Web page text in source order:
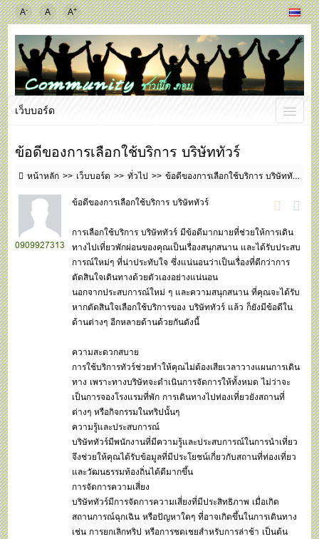
A- A A+
เว็บบอร์ด
ข้อดีของการเลือกใช้บริการ บริษัททัวร์
หน้าหลัก เว็บบอร์ด ทั่วไป ข้อดีของการเลือกใช้บริการ บริษัททัวร์
0909927313
ข้อดีของการเลือกใช้บริการ บริษัททัวร์
การเลือกใช้บริการ บริษัททัวร์ มีข้อดีมากมายที่ช่วยให้การเดิน
ทางไปเที่ยวพักผ่อนของคุณเป็นเรื่องสนุกสนาน และได้รับประสบ
การณ์ใหม่ๆ ที่น่าประทับใจ ซึ่งแน่นอนว่าเป็นเรื่องที่ดีกว่าการ
ตัดสินใจเดินทางด้วยตัวเองอย่างแน่นอน
นอกจากประสบการณ์ใหม่ ๆ และความสนุกสนาน ที่คุณจะได้รับ
หากตัดสินใจเลือกใช้บริการของบริษัททัวร์ แล้ว ก็ยังมีข้อดีใน
ด้านต่างๆ อีกหลายด้านด้วยกันดังนี้
ความสะดวกสบาย
การใช้บริการทัวร์ช่วยทำให้คุณไม่ต้องเสียเวลาวางแผนการเดิน
ทาง เพราะทางบริษัทจะดำเนินการจัดการให้ทั้งหมด ไม่ว่าจะ
เป็นการจองโรงแรมที่พัก การเดินทางไปท่องเที่ยวยังสถานที่
ต่างๆ หรือกิจกรรมในทริปนั้นๆ
ความรู้และประสบการณ์
บริษัททัวร์มีพนักงานที่มีความรู้และประสบการณ์ในการนำเที่ยว
จึงช่วยให้คุณได้รับข้อมูลที่มีประโยชน์เกี่ยวกับสถานที่ท่องเที่ยว
และวัฒนธรรมท้องถิ่นได้ดีมากขึ้น
การจัดการความเสี่ยง
บริษัททัวร์มีการจัดการความเสี่ยงที่มีประสิทธิภาพ เมื่อเกิด
สถานการณ์ฉุกเฉิน หรือปัญหาใดๆ ที่อาจเกิดขึ้นในการเดินทาง
เช่น การยกเลิกทริป หรือการชดเชยสำหรับการล่าช้า เป็นต้น